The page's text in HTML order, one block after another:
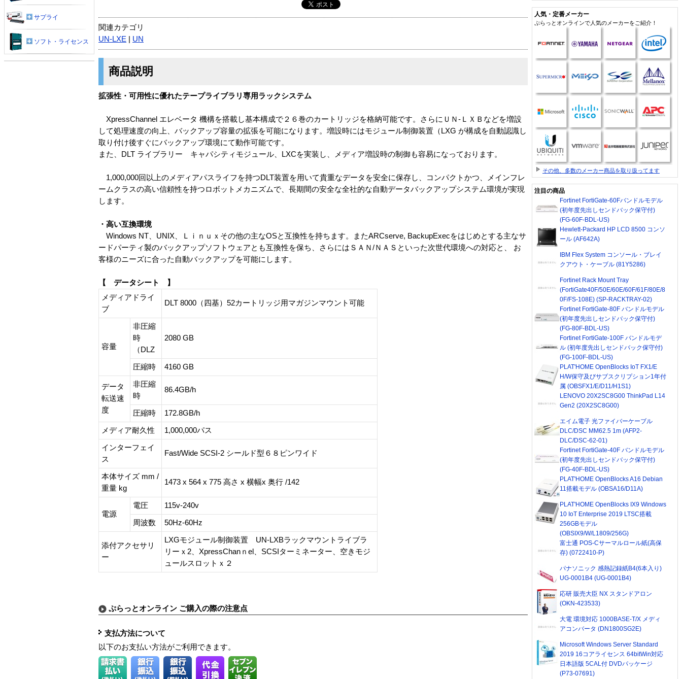
関連カテゴリ
UN-LXE
UN
商品説明
拡張性・可用性に優れたテープライブラリ専用ラックシステム
XpressChannel エレベータ 機構を搭載し基本構成で２６巻のカートリッジを格納可能です。さらにＵＮ-ＬＸＢなどを増設
して処理速度の向上、バックアップ容量の拡張を可能になります。増設時にはモジュール制御装置（LXG が構成を自動認識し
取り付け後すぐにバックアップ環境にて動作可能です。
また、DLT ライブラリー キャパシティモジュール、LXCを実装し、メディア増設時の制御も容易になっております。
1,000,000回以上のメディアパスライフを持つDLT装置を用いて貴重なデータを安全に保存し、コンパクトかつ、メインフレ
ームクラスの高い信頼性を持つロボットメカニズムで、長期間の安全な全社的な自動データバックアップシステム環境が実現
します。
・高い互換環境
Windows NT、UNIX、Ｌｉｎｕｘその他の主なOSと互換性を持ちます。またARCserve, BackupExecをはじめとする主なサ
ードパーティ製のバックアップソフトウェアとも互換性を保ち、さらにはＳＡＮ/ＮＡＳといった次世代環境への対応と、 お
客様のニーズに合った自動バックアップを可能にします。
【 データシート 】
メディアドライ
ブ
DLT 8000（四基）52カートリッジ用マガジンマウント可能
容量
非圧縮
時
（DLZ
2080 GB
圧縮時 4160 GB
データ
転送速
度
非圧縮
時
86.4GB/h
圧縮時 172.8GB/h
メディア耐久性 1,000,000パス
インターフェイ
ス
Fast/Wide SCSI-2 シールド型６８ピンワイド
本体サイズ mm /
重量 kg
1473 x 564 x 775 高さ x 横幅x 奥行 /142
電源
電圧 115v-240v
周波数 50Hz-60Hz
添付アクセサリ
ー
LXGモジュール制御装置 UN-LXBラックマウントライブラ
リーｘ2、XpressChanｎel、SCSIターミネーター、空きモジ
ュールスロットｘ２
ぷらっとオンライン ご購入の際の注意点
支払方法について
以下のお支払い方法がご利用できます。
サプライ
ソフト・ライセンス
人気・定番メーカー
ぷらっとオンラインで人気のメーカーをご紹介！
その他、多数のメーカー商品を取り扱ってます
注目の商品
Fortinet FortiGate-60Fバンドルモデル
(初年度先出しセンドバック保守付)
(FG-60F-BDL-US)
Hewlett-Packard HP LCD 8500 コンソ
ール (AF642A)
IBM Flex System コンソール・ブレイ
クアウト・ケーブル (81Y5286)
Fortinet Rack Mount Tray
(FortiGate40F/50E/60E/60F/61F/80E/8
0F/FS-108E) (SP-RACKTRAY-02)
Fortinet FortiGate-80F バンドルモデル
(初年度先出しセンドバック保守付)
(FG-80F-BDL-US)
Fortinet FortiGate-100F バンドルモデ
ル (初年度先出しセンドバック保守付)
(FG-100F-BDL-US)
PLAT'HOME OpenBlocks IoT FX1/E
H/W保守及びサブスクリプション1年付
属 (OBSFX1/E/D11/H1S1)
LENOVO 20X2SC8G00 ThinkPad L14
Gen2 (20X2SC8G00)
エイム電子 光ファイバーケーブル
DLC/DSC MM62.5 1m (AFP2-
DLC/DSC-62-01)
Fortinet FortiGate-40F バンドルモデル
(初年度先出しセンドバック保守付)
(FG-40F-BDL-US)
PLAT'HOME OpenBlocks A16 Debian
11搭載モデル (OBSA16/D11A)
PLAT'HOME OpenBlocks IX9 Windows
10 IoT Enterprise 2019 LTSC搭載
256GBモデル
(OBSIX9/W/L1809/256G)
富士通 POS-Cサーマルロール紙(高保
存) (0722410-P)
パナソニック 感熱記録紙B4(6本入り)
UG-0001B4 (UG-0001B4)
応研 販売大臣 NX スタンドアロン
(OKN-423533)
大電 環境対応 1000BASE-T/X メディ
アコンバータ (DN1800SG2E)
Microsoft Windows Server Standard
2019 16コアライセンス 64bitWin対応
日本語版 5CAL付 DVDパッケージ
(P73-07691)